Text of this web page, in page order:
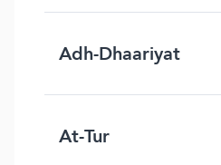
Adh-Dhaariyat
At-Tur